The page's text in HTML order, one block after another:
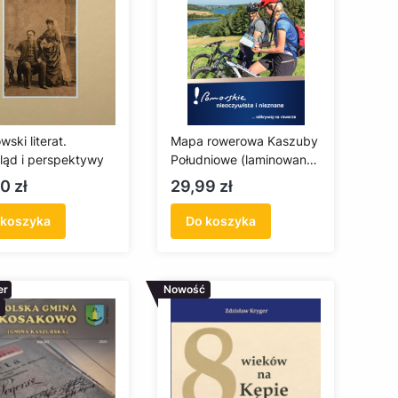
literat.
i perspektywy
zł
Mapa rowerowa Kaszuby
Południowe (laminowana
- edycja 2022)
Cena
29,99 zł
Do koszyka
Nowość